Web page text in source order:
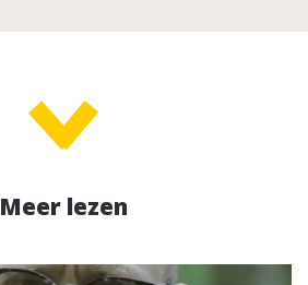
Meer lezen